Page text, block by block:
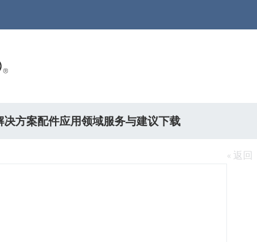
决方案配件应用领域服务与建议下载
« 返回